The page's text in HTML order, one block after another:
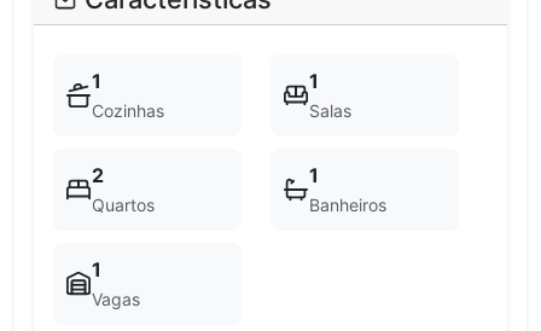
1
Cozinhas
1
Salas
2
Quartos
1
Banheiros
1
Vagas